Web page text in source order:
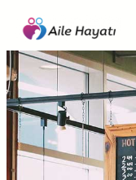
İçeriğe
geç